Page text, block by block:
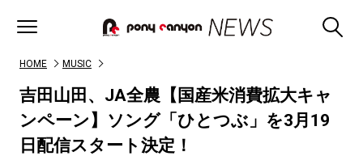
HOME MUSIC
吉田山田、JA全農【国産米消費拡大キャ
ンペーン】ソング「ひとつぶ」を3月19
日配信スタート決定！